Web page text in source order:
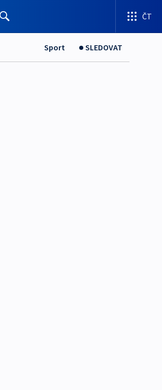
ČT
Sport SLEDOVAT